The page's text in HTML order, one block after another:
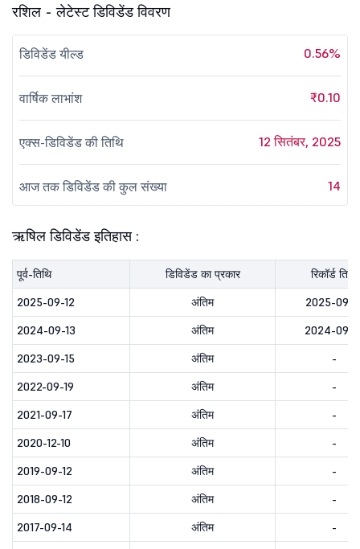
रशिल - लेटेस्ट डिविडेंड विवरण
डिविडेंड यील्ड 0.56%
वार्षिक लाभांश ₹0.10
एक्स-डिविडेंड की तिथि 12 सितंबर, 2025
आज तक डिविडेंड की कुल संख्या 14
ऋषिल डिविडेंड इतिहास :
पूर्व-तिथि डिविडेंड का प्रकार
रिकॉर्ड तिथि
2025-09-12
अंतिम
2025-09-
2024-09-13
अंतिम
2024-09-
2023-09-15
अंतिम
-
2022-09-19
अंतिम
-
2021-09-17
अंतिम
-
2020-12-10
अंतिम
-
2019-09-12
अंतिम
-
2018-09-12
अंतिम
-
2017-09-14
अंतिम
-